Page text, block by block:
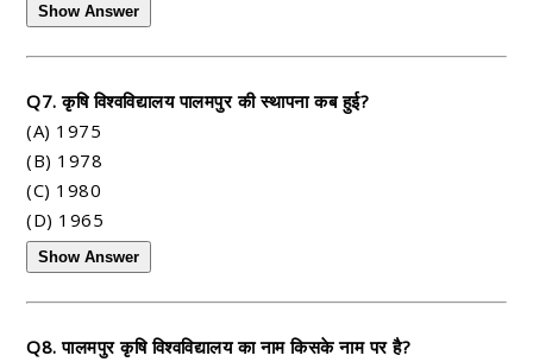
Show Answer
Q7. कृषि विश्वविद्यालय पालमपुर की स्थापना कब हुई?
(A) 1975
(B) 1978
(C) 1980
(D) 1965
Show Answer
Q8. पालमपुर कृषि विश्वविद्यालय का नाम किसके नाम पर है?